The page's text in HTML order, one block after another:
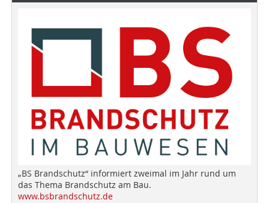
„BS Brandschutz“ informiert zweimal im Jahr rund um
das Thema Brandschutz am Bau.
www.bsbrandschutz.de